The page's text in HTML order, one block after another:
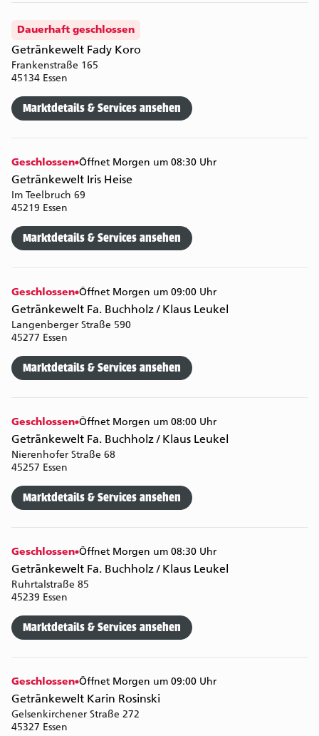
Dauerhaft geschlossen
Getränkewelt Fady Koro
Frankenstraße 165
45134 Essen
Marktdetails & Services ansehen
Geschlossen Öffnet Morgen um 08:30 Uhr
Getränkewelt Iris Heise
Im Teelbruch 69
45219 Essen
Marktdetails & Services ansehen
Geschlossen Öffnet Morgen um 09:00 Uhr
Getränkewelt Fa. Buchholz / Klaus Leukel
Langenberger Straße 590
45277 Essen
Marktdetails & Services ansehen
Geschlossen Öffnet Morgen um 08:00 Uhr
Getränkewelt Fa. Buchholz / Klaus Leukel
Nierenhofer Straße 68
45257 Essen
Marktdetails & Services ansehen
Geschlossen Öffnet Morgen um 08:30 Uhr
Getränkewelt Fa. Buchholz / Klaus Leukel
Ruhrtalstraße 85
45239 Essen
Marktdetails & Services ansehen
Geschlossen Öffnet Morgen um 09:00 Uhr
Getränkewelt Karin Rosinski
Gelsenkirchener Straße 272
45327 Essen